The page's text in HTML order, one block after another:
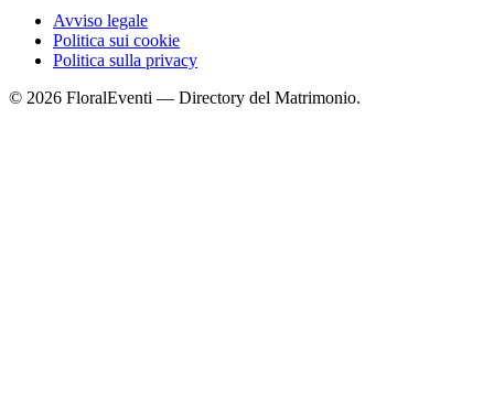
Avviso legale
Politica sui cookie
Politica sulla privacy
© 2026 FloralEventi — Directory del Matrimonio.